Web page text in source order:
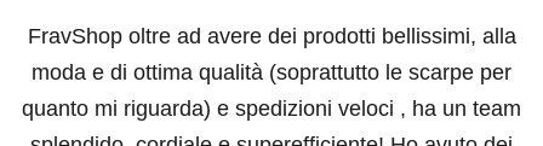
FravShop oltre ad avere dei prodotti bellissimi, alla
moda e di ottima qualità (soprattutto le scarpe per
quanto mi riguarda) e spedizioni veloci , ha un team